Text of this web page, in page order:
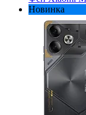
Новинка